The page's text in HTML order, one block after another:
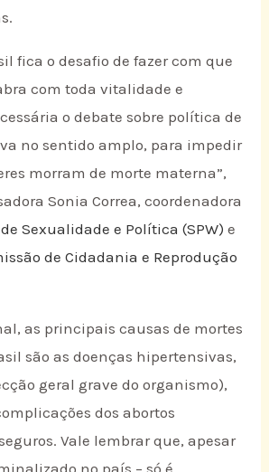
fica o desafio de fazer com que
com toda vitalidade e
o debate sobre política de
no sentido amplo, para impedir
morram de morte materna”,
Sonia Correa, coordenadora
Sexualidade e Política (SPW) e
de Cidadania e Reprodução
as principais causas de mortes
são as doenças hipertensivas,
geral grave do organismo),
dos abortos
Vale lembrar que, apesar
no país – só é